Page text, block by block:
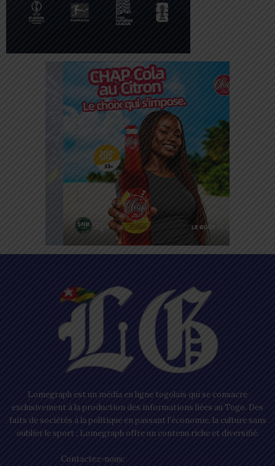
Lomegraph est un média en ligne togolais qui se consacre
exclusivement à la production des informations liées au Togo. Des
faits de sociétés à la politique en passant l’économie, la culture sans
oublier le sport ; Lomegraph offre un contenu riche et diversifié.
Contactez-nous: